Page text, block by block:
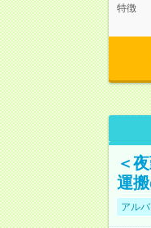
特徴
＜
運
アルバ